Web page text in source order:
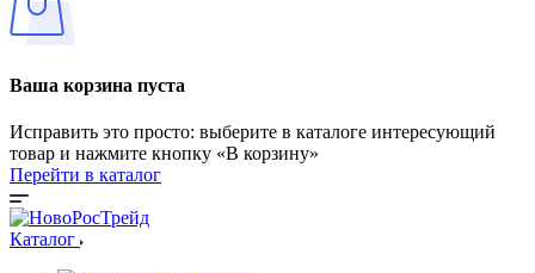
Ваша корзина пуста
Исправить это просто: выберите в каталоге интересующий
товар и нажмите кнопку «В корзину»
Перейти в каталог
Каталог